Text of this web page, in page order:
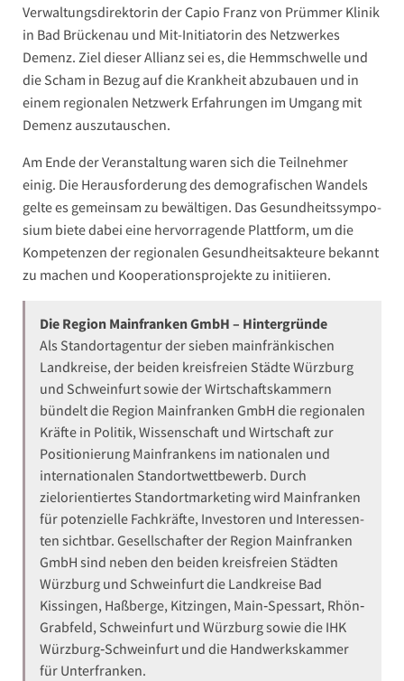
Verwaltungsdirektorin der Capio Franz von Prümmer Klinik
in Bad Brückenau und Mit-Initiatorin des Netzwerkes
Demenz. Ziel dieser Allianz sei es, die Hemmschwelle und
die Scham in Bezug auf die Krankheit abzubauen und in
einem regionalen Netzwerk Erfahrungen im Umgang mit
Demenz auszutauschen.
Am Ende der Veranstaltung waren sich die Teilnehmer
einig. Die Herausforderung des demografischen Wandels
gelte es gemeinsam zu bewältigen. Das Gesundheitssympo-
sium biete dabei eine hervorragende Plattform, um die
Kompetenzen der regionalen Gesundheitsakteure bekannt
zu machen und Kooperationsprojekte zu initiieren.
Die Region Mainfranken GmbH – Hintergründe
Als Standortagentur der sieben mainfränkischen
Landkreise, der beiden kreisfreien Städte Würzburg
und Schweinfurt sowie der Wirtschaftskammern
bündelt die Region Mainfranken GmbH die regionalen
Kräfte in Politik, Wissenschaft und Wirtschaft zur
Positionierung Mainfrankens im nationalen und
internationalen Standortwettbewerb. Durch
zielorientiertes Standortmarketing wird Mainfranken
für potenzielle Fachkräfte, Investoren und Interessen-
ten sichtbar. Gesellschafter der Region Mainfranken
GmbH sind neben den beiden kreisfreien Städten
Würzburg und Schweinfurt die Landkreise Bad
Kissingen, Haßberge, Kitzingen, Main‐Spessart, Rhön‐
Grabfeld, Schweinfurt und Würzburg sowie die IHK
Würzburg‐Schweinfurt und die Handwerkskammer
für Unterfranken.